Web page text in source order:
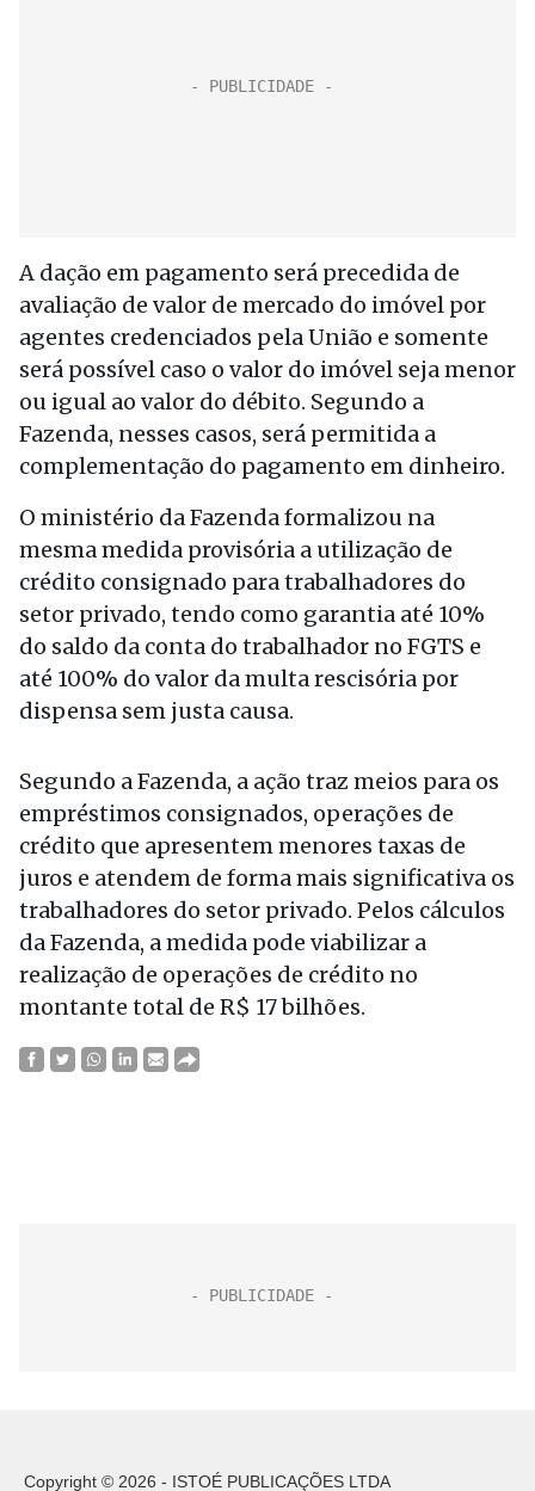
A dação em pagamento será precedida de
avaliação de valor de mercado do imóvel por
agentes credenciados pela União e somente
será possível caso o valor do imóvel seja menor
ou igual ao valor do débito. Segundo a
Fazenda, nesses casos, será permitida a
complementação do pagamento em dinheiro.
O ministério da Fazenda formalizou na
mesma medida provisória a utilização de
crédito consignado para trabalhadores do
setor privado, tendo como garantia até 10%
do saldo da conta do trabalhador no FGTS e
até 100% do valor da multa rescisória por
dispensa sem justa causa.
Segundo a Fazenda, a ação traz meios para os
empréstimos consignados, operações de
crédito que apresentem menores taxas de
juros e atendem de forma mais significativa os
trabalhadores do setor privado. Pelos cálculos
da Fazenda, a medida pode viabilizar a
realização de operações de crédito no
montante total de R$ 17 bilhões.
Copyright © 2026 - ISTOÉ PUBLICAÇÕES LTDA